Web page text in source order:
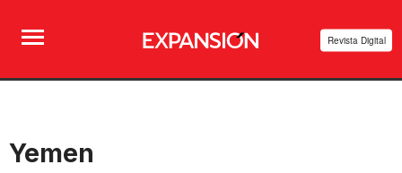
Revista Digital
Yemen